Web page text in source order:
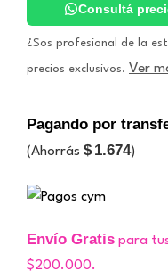
cantidad
Consultá
¿Sos profesional de la
precios exclusivos. Ver
Pagando por
(Ahorrás $ 1.674)
Envío Gratis para
$200.000.